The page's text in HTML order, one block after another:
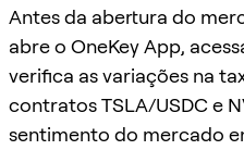
Antes da abertura do
abre o OneKey App,
verifica as variações na
contratos TSLA/USDC e
sentimento do mercado